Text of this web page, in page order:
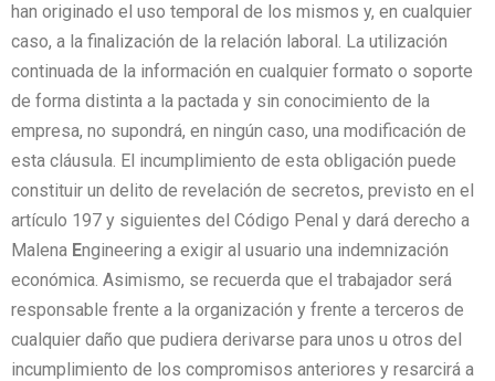
han originado el uso temporal de los mismos y, en cualquier
caso, a la finalización de la relación laboral. La utilización
continuada de la información en cualquier formato o soporte
de forma distinta a la pactada y sin conocimiento de la
empresa, no supondrá, en ningún caso, una modificación de
esta cláusula. El incumplimiento de esta obligación puede
constituir un delito de revelación de secretos, previsto en el
artículo 197 y siguientes del Código Penal y dará derecho a
Malena Engineering a exigir al usuario una indemnización
económica. Asimismo, se recuerda que el trabajador será
responsable frente a la organización y frente a terceros de
cualquier daño que pudiera derivarse para unos u otros del
incumplimiento de los compromisos anteriores y resarcirá a